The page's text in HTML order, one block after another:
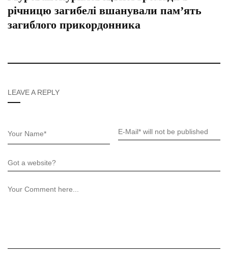
річницю загибелі вшанували памʼять
загиблого прикордонника
LEAVE A REPLY